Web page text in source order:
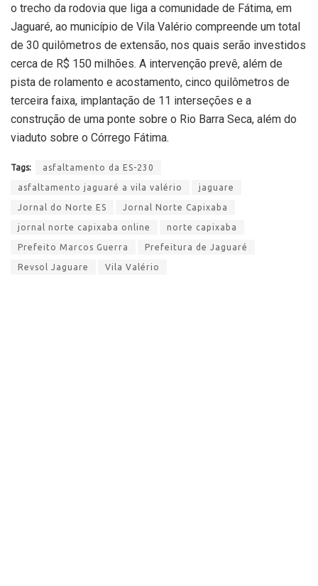
o trecho da rodovia que liga a comunidade de Fátima, em
Jaguaré, ao município de Vila Valério compreende um total
de 30 quilômetros de extensão, nos quais serão investidos
cerca de R$ 150 milhões. A intervenção prevê, além de
pista de rolamento e acostamento, cinco quilômetros de
terceira faixa, implantação de 11 interseções e a
construção de uma ponte sobre o Rio Barra Seca, além do
viaduto sobre o Córrego Fátima.
Tags: asfaltamento da ES-230
asfaltamento jaguaré a vila valério jaguare
Jornal do Norte ES Jornal Norte Capixaba
jornal norte capixaba online norte capixaba
Prefeito Marcos Guerra Prefeitura de Jaguaré
Revsol Jaguare Vila Valério